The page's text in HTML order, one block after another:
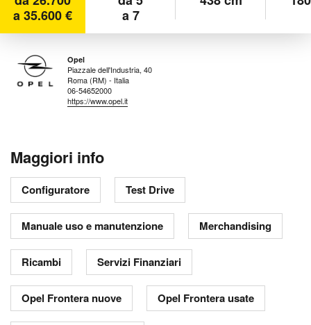
a 35.600 €
a 7
Opel
Piazzale dell'Industria, 40
Roma (RM) - Italia
06-54652000
https://www.opel.it
Maggiori info
Configuratore Test Drive
Manuale uso e manutenzione Merchandising
Ricambi Servizi Finanziari
Opel Frontera nuove Opel Frontera usate